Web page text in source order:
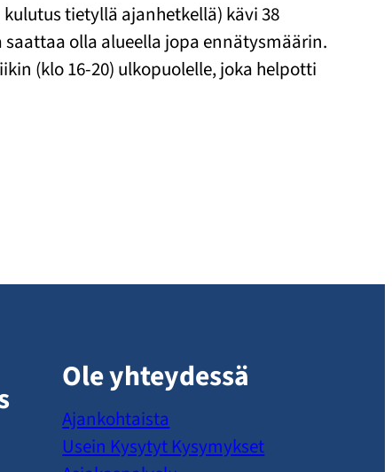
tietyllä ajanhetkellä) kävi 38
saattaa olla alueella jopa ennätysmäärin.
(klo 16-20) ulkopuolelle, joka helpotti
Ole yhteydessä
Ajankohtaista
Usein Kysytyt Kysymykset